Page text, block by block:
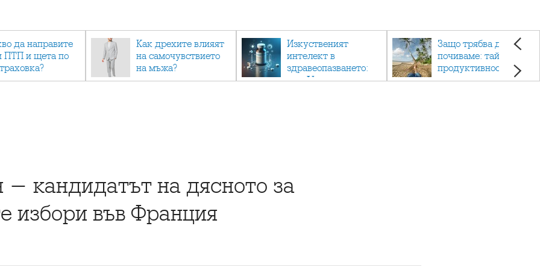
да направите
ПТП и щета по
Как дрехите влияят
на самочувствието
на мъжа?
Изкуственият
интелект в
здравеопазването:
как AI променя
Защо трябва да си
почиваме: тайната на
продуктивността,
здравето и добрия
кандидатът на дясното за
избори във Франция